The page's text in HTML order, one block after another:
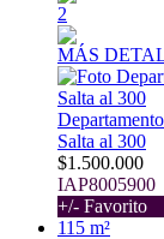
2
MÁS
Salta al 300
$1.500.000
IAP8005900
+/- Favorito
115 m²